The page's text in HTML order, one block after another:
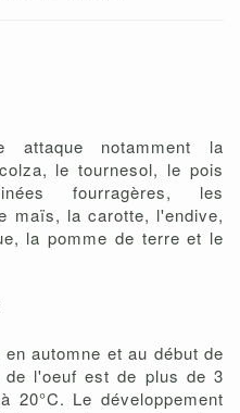
attaque notamment la
le tournesol, le pois
fourragères, les
maïs, la carotte, l'endive,
la pomme de terre et le
automne et au début de
de l'oeuf est de plus de 3
20°C. Le développement